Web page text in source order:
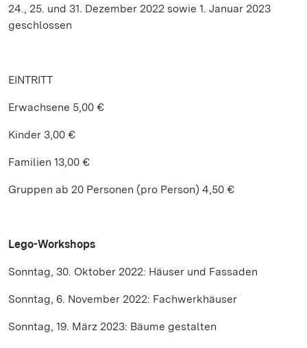
24., 25. und 31. Dezember 2022 sowie 1. Januar 2023
geschlossen
EINTRITT
Erwachsene 5,00 €
Kinder 3,00 €
Familien 13,00 €
Gruppen ab 20 Personen (pro Person) 4,50 €
Lego-Workshops
Sonntag, 30. Oktober 2022: Häuser und Fassaden
Sonntag, 6. November 2022: Fachwerkhäuser
Sonntag, 19. März 2023: Bäume gestalten